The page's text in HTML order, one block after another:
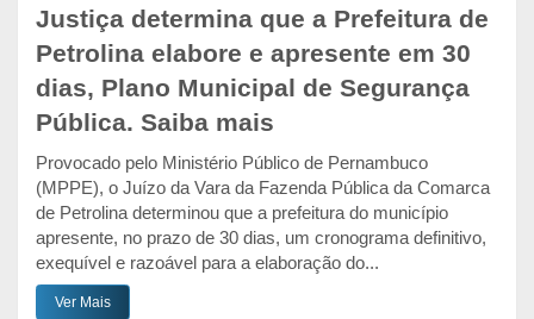
Justiça determina que a Prefeitura de
Petrolina elabore e apresente em 30
dias, Plano Municipal de Segurança
Pública. Saiba mais
Provocado pelo Ministério Público de Pernambuco
(MPPE), o Juízo da Vara da Fazenda Pública da Comarca
de Petrolina determinou que a prefeitura do município
apresente, no prazo de 30 dias, um cronograma definitivo,
exequível e razoável para a elaboração do...
Ver Mais